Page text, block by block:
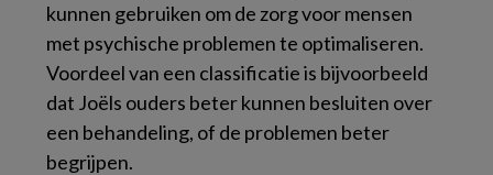
kunnen gebruiken om de zorg voor mensen
met psychische problemen te optimaliseren.
Voordeel van een classificatie is bijvoorbeeld
dat Joëls ouders beter kunnen besluiten over
een behandeling, of de problemen beter
begrijpen.